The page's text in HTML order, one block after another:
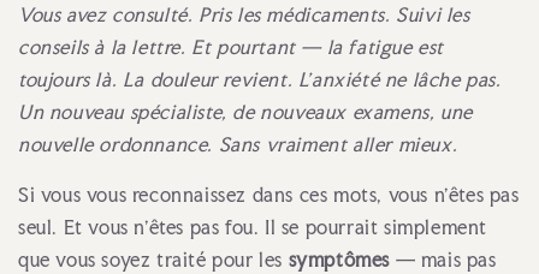
Vous avez consulté. Pris les médicaments. Suivi les
conseils à la lettre. Et pourtant — la fatigue est
toujours là. La douleur revient. L'anxiété ne lâche pas.
Un nouveau spécialiste, de nouveaux examens, une
nouvelle ordonnance. Sans vraiment aller mieux.
Si vous vous reconnaissez dans ces mots, vous n'êtes pas
seul. Et vous n'êtes pas fou. Il se pourrait simplement
que vous soyez traité pour les symptômes — mais pas